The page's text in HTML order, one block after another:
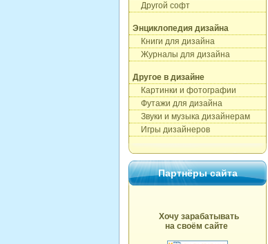
Другой софт
Энциклопедия дизайна
Книги для дизайна
Журналы для дизайна
Другое в дизайне
Картинки и фотографии
Футажи для дизайна
Звуки и музыка дизайнерам
Игры дизайнеров
Партнёры сайта
Хочу зарабатывать
на своём сайте